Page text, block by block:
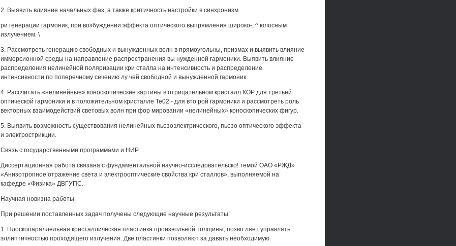
2. Выявить влияние начальных фаз, а также критичность настройки в синхронизм
ри генерации гармоник, при возбуждении эффекта оптического выпрямления широко-, ^ юлосным
излучением. \
3. Рассмотреть генерацию свободных и вынужденных волн в прямоугольны, призмах и выявить влияние
иммерсионной среды на направление распространения вы нужденной гармоники. Выявить влияние
распределения нелинейной поляризации кри сталла на интенсивность и распределение
интенсивности по поперечному сечению лу чей свободной и вынужденной гармоник.
4. Рассчитать «нелинейные» коноскопические картины в отрицательном кристалл КОР для третьей
оптической гармоники и в положительном кристалле Те02 - для вто рой гармоники и рассмотреть роль
векторных взаимодействий световых волн при фор мировании «нелинейных» коноскопических фигур.
5. Выявить возможность существования нелинейных пьезоэлектрического, пьезо оптического эффекта
и электрострикции.
Связь с государственными программами и НИР
Диссертационная работа связана с фундаментальной научно-исследовательско! темой ОАО «РЖД»
«Анизотропное отражение света и электрооптические свойства кри сталлов», выполняемой на
кафедре «Физика» ДВГУПС.
Научная новизна работы
При решении поставленных задач получены следующие научные результаты:
1. Плоскопараллельная кристаллическая пластинка произвольной толщины, позво ляет управлять
эллиптичностью проходящего излучения. Две пластинки позволяют за давать необходимую